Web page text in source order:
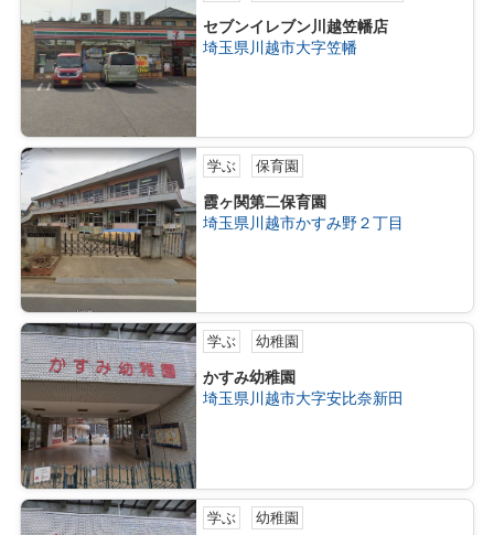
セブンイレブン川越笠幡店
埼玉県川越市大字笠幡
学ぶ 保育園
霞ヶ関第二保育園
埼玉県川越市かすみ野２丁目
学ぶ 幼稚園
かすみ幼稚園
埼玉県川越市大字安比奈新田
学ぶ 幼稚園